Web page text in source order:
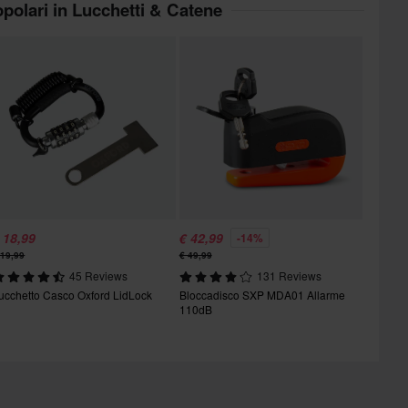
in Lucchetti & Catene
45 Reviews
Casco Oxford LidLock
€ 42,99 -14%
€ 49,99
131 Reviews
Bloccadisco SXP MDA01 Allarme
110dB